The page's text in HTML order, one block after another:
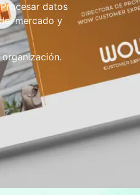
datos
mercado y